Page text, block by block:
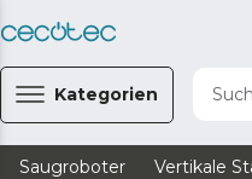
Kategorien
Saugroboter Vertikale